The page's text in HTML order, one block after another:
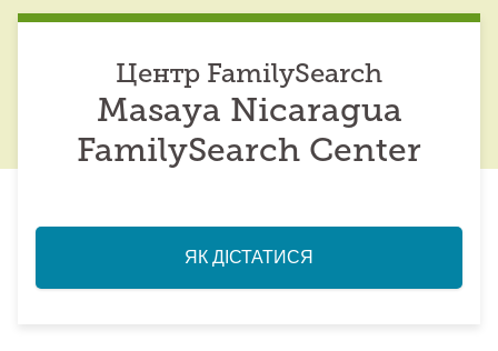
Центр FamilySearch
Masaya Nicaragua
FamilySearch Center
ЯК ДІСТАТИСЯ